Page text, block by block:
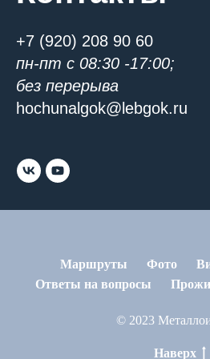
+7 (920) 208 90 60
пн-пт с 08:30 -17:00;
без перерыва
hochunalgok@lebgok.ru
Маршруты Фото
Ответы на вопросы
© 2023
Наверх